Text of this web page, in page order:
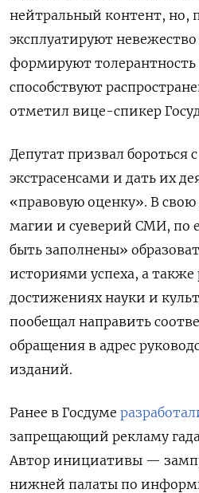
нейтральный контент, но,
эксплуатируют
формируют
способствуют
отметил вице-спикер
Депутат призвал бороться
экстрасенсами и дать их
«правовую оценку». В свою
магии и суеверий СМИ, по
быть заполнены»
историями успеха, а также
достижениях науки и
пообещал направить
обращения в адрес
изданий.
Ранее в Госдуме
запрещающий рекламу
Автор инициативы —
нижней палаты по